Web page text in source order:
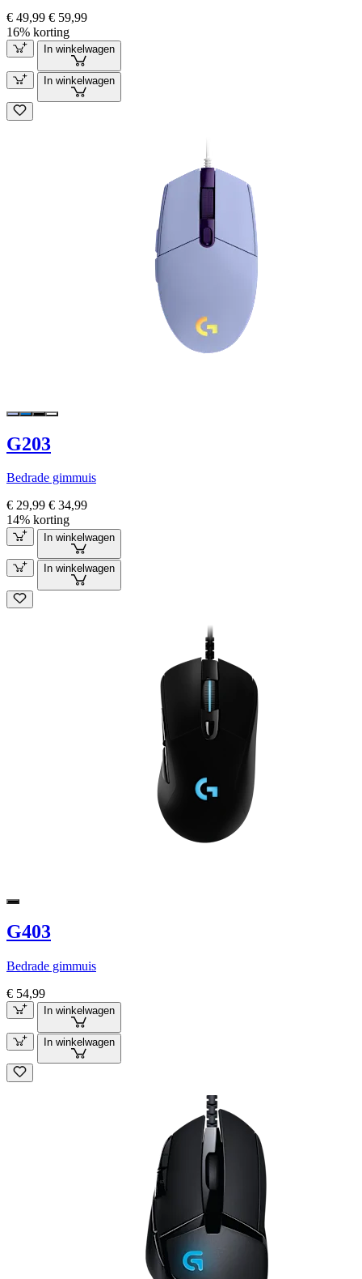
€ 49,99 € 59,99
16% korting
In winkelwagen
In winkelwagen
G203
Bedrade gimmuis
€ 29,99 € 34,99
14% korting
In winkelwagen
In winkelwagen
G403
Bedrade gimmuis
€ 54,99
In winkelwagen
In winkelwagen